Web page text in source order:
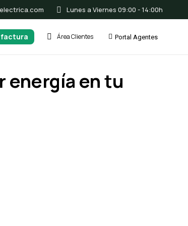
Lunes a Viernes 09:00 - 14:00h
factura Área Clientes Portal Agentes
energía en tu